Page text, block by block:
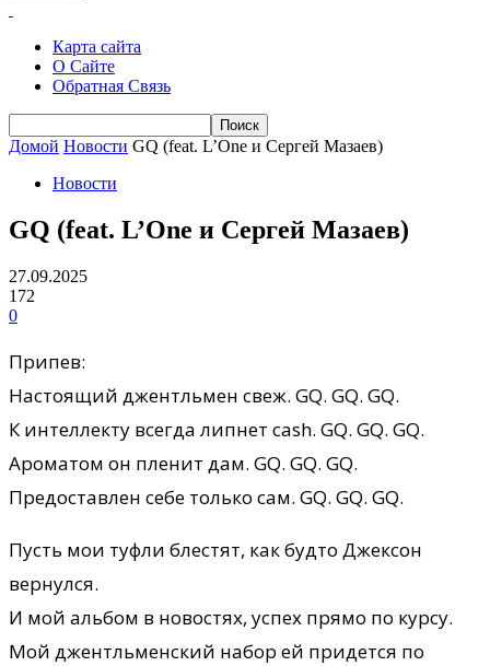
Карта сайта
О Сайте
Обратная Связь
Домой Новости GQ (feat. L’One и Сергей Мазаев)
Новости
GQ (feat. L’One и Сергей Мазаев)
27.09.2025
172
0
Припев:
Настоящий джентльмен свеж. GQ. GQ. GQ.
К интеллекту всегда липнет cash. GQ. GQ. GQ.
Ароматом он пленит дам. GQ. GQ. GQ.
Предоставлен себе только сам. GQ. GQ. GQ.
Пусть мои туфли блестят, как будто Джексон
вернулся.
И мой альбом в новостях, успех прямо по курсу.
Мой джентльменский набор ей придется по